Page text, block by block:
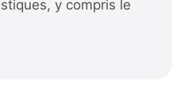
y compris le